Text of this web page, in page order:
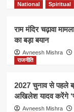
National
Spiritual
राम मंदिर चढ़ावा
का बड़ा बयान
Avneesh Mishra
राजनीति
2027 चुनाव से पहले
अखिलेश यादव करेंगे
Avneesh Mishra